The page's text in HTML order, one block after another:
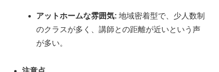
アットホームな雰囲気: 地域密着型で、少人数制
のクラスが多く、講師との距離が近いという声
が多い。